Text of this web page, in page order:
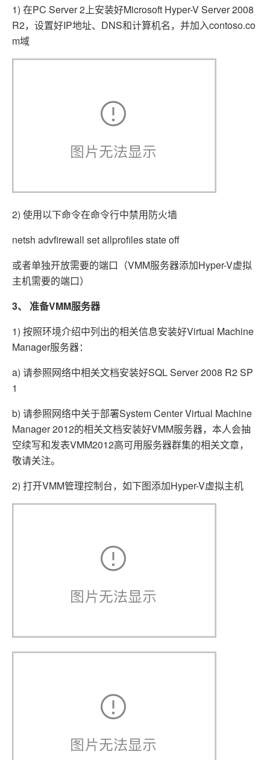
1) 在PC Server 2上安装好Microsoft Hyper-V Server 2008
R2，设置好IP地址、DNS和计算机名，并加入contoso.co
m域
2) 使用以下命令在命令行中禁用防火墙
netsh advfirewall set allprofiles state off
或者单独开放需要的端口（VMM服务器添加Hyper-V虚拟
主机需要的端口）
3、 准备VMM服务器
1) 按照环境介绍中列出的相关信息安装好Virtual Machine
Manager服务器：
a) 请参照网络中相关文档安装好SQL Server 2008 R2 SP
1
b) 请参照网络中关于部署System Center Virtual Machine
Manager 2012的相关文档安装好VMM服务器，本人会抽
空续写和发表VMM2012高可用服务器群集的相关文章，
敬请关注。
2) 打开VMM管理控制台，如下图添加Hyper-V虚拟主机